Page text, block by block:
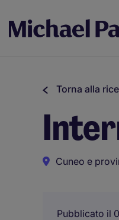
Torna alla
Cuneo e
Pubblicato il